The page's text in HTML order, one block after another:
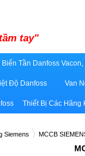
tay"
Biến Tần Danfoss Vacon,
Độ Danfoss Van
Thiết Bị Các Hãng
Siemens MCCB